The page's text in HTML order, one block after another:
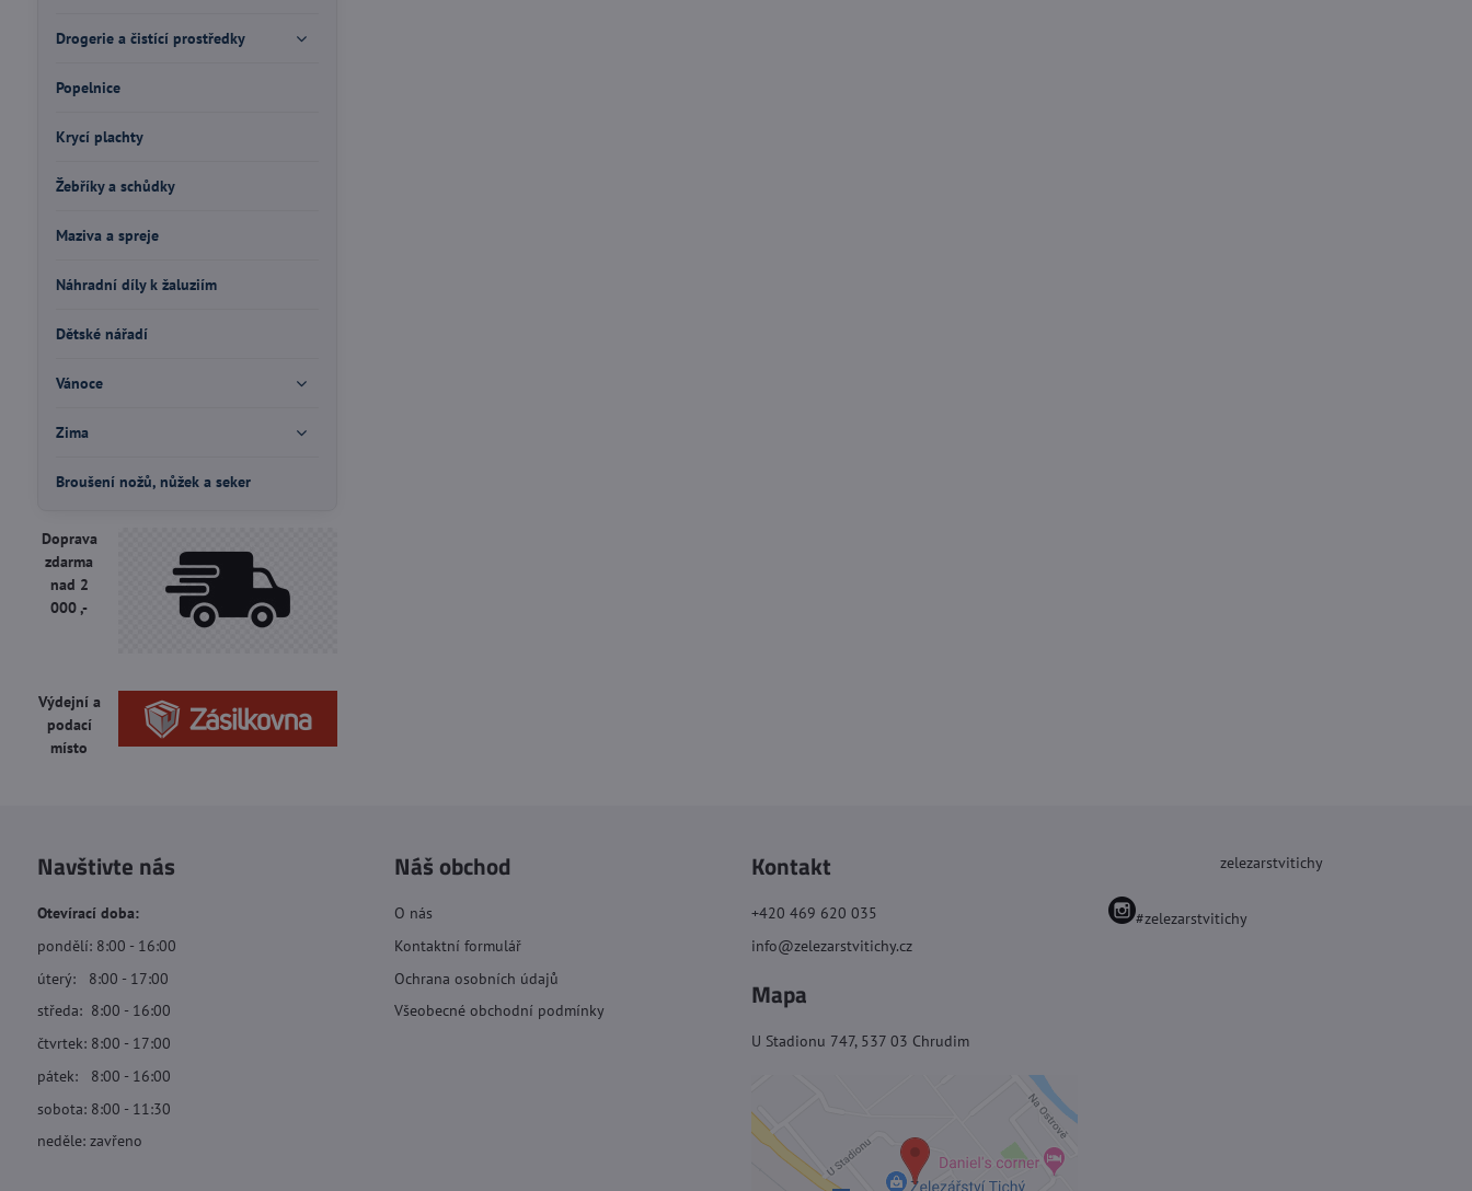
Drogerie a čistící prostředky
Popelnice
Krycí plachty
Žebříky a schůdky
Maziva a spreje
Náhradní díly k žaluziím
Dětské nářadí
Vánoce
Zima
Broušení nožů, nůžek a seker
Doprava
zdarma
nad 2
000 ,-
Výdejní a
podací
místo
Navštivte nás
Otevírací doba:
pondělí: 8:00 - 16:00
úterý: 8:00 - 17:00
středa: 8:00 - 16:00
čtvrtek: 8:00 - 17:00
pátek: 8:00 - 16:00
sobota: 8:00 - 11:30
neděle: zavřeno
Náš obchod
O nás
Kontaktní formulář
Ochrana osobních údajů
Všeobecné obchodní podmínky
Kontakt
+420 469 620 035
info@zelezarstvitichy.cz
Mapa
U Stadionu 747, 537 03 Chrudim
zelezarstvitichy
#zelezarstvitichy